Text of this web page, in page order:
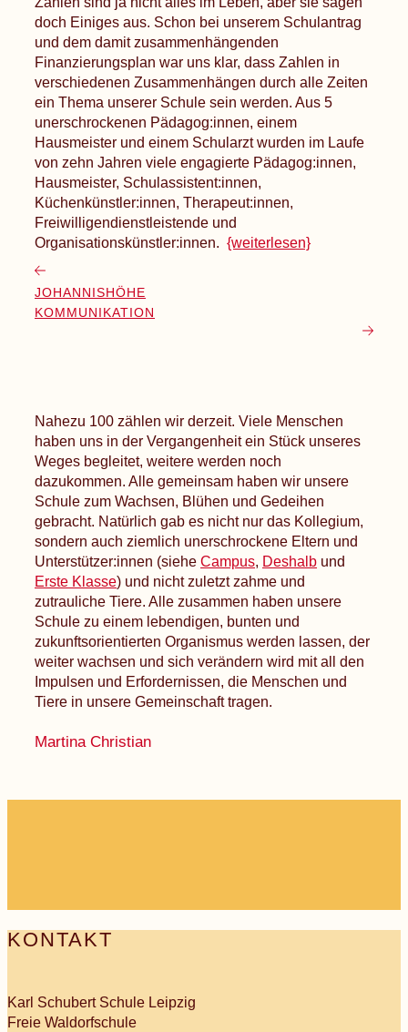
doch Einiges aus. Schon bei unserem Schulantrag
und dem damit zusammenhängenden
Finanzierungsplan war uns klar, dass Zahlen in
verschiedenen Zusammenhängen durch alle Zeiten
ein Thema unserer Schule sein werden. Aus 5
unerschrockenen Pädagog:innen, einem
Hausmeister und einem Schularzt wurden im Laufe
von zehn Jahren viele engagierte Pädagog:innen,
Hausmeister, Schulassistent:innen,
Küchenkünstler:innen, Therapeut:innen,
Freiwilligendienstleistende und
Organisationskünstler:innen. {weiterlesen}
JOHANNISHÖHE
KOMMUNIKATION
Nahezu 100 zählen wir derzeit. Viele Menschen
haben uns in der Vergangenheit ein Stück unseres
Weges begleitet, weitere werden noch
dazukommen. Alle gemeinsam haben wir unsere
Schule zum Wachsen, Blühen und Gedeihen
gebracht. Natürlich gab es nicht nur das Kollegium,
sondern auch ziemlich unerschrockene Eltern und
Unterstützer:innen (siehe Campus, Deshalb und
Erste Klasse) und nicht zuletzt zahme und
zutrauliche Tiere. Alle zusammen haben unsere
Schule zu einem lebendigen, bunten und
zukunftsorientierten Organismus werden lassen, der
weiter wachsen und sich verändern wird mit all den
Impulsen und Erfordernissen, die Menschen und
Tiere in unsere Gemeinschaft tragen.
Martina Christian
KONTAKT
Karl Schubert Schule Leipzig
Freie Waldorfschule